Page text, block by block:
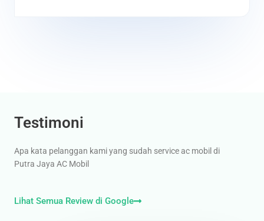
Testimoni
Apa kata pelanggan kami yang sudah service ac mobil di
Putra Jaya AC Mobil
Lihat Semua Review di Google